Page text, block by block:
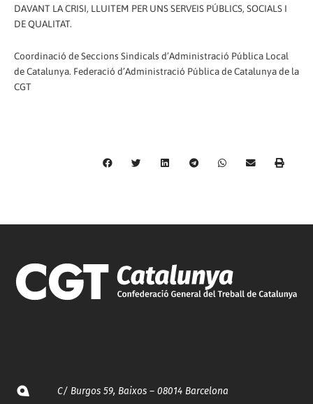
DAVANT LA CRISI, LLUITEM PER UNS SERVEIS PÚBLICS, SOCIALS I
DE QUALITAT.
Coordinació de Seccions Sindicals d’Administració Pública Local
de Catalunya. Federació d’Administració Pública de Catalunya de la
CGT
C/ Burgos 59, Baixos – 08014 Barcelona